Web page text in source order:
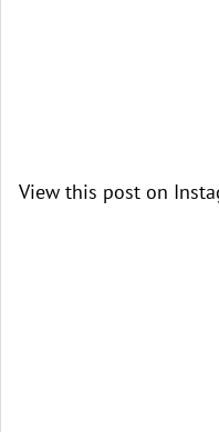
View this post on